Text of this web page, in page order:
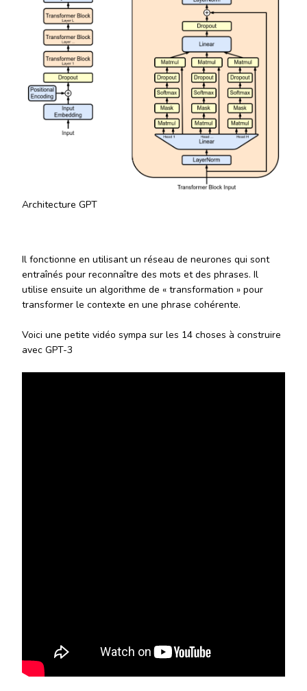
Architecture GPT
Il fonctionne en utilisant un réseau de neurones qui sont
entraînés pour reconnaître des mots et des phrases. Il
utilise ensuite un algorithme de « transformation » pour
transformer le contexte en une phrase cohérente.
Voici une petite vidéo sympa sur les 14 choses à construire
avec GPT-3